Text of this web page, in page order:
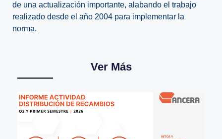
de una actualización importante, alabando el trabajo
realizado desde el año 2004 para implementar la
norma.
Ver Más